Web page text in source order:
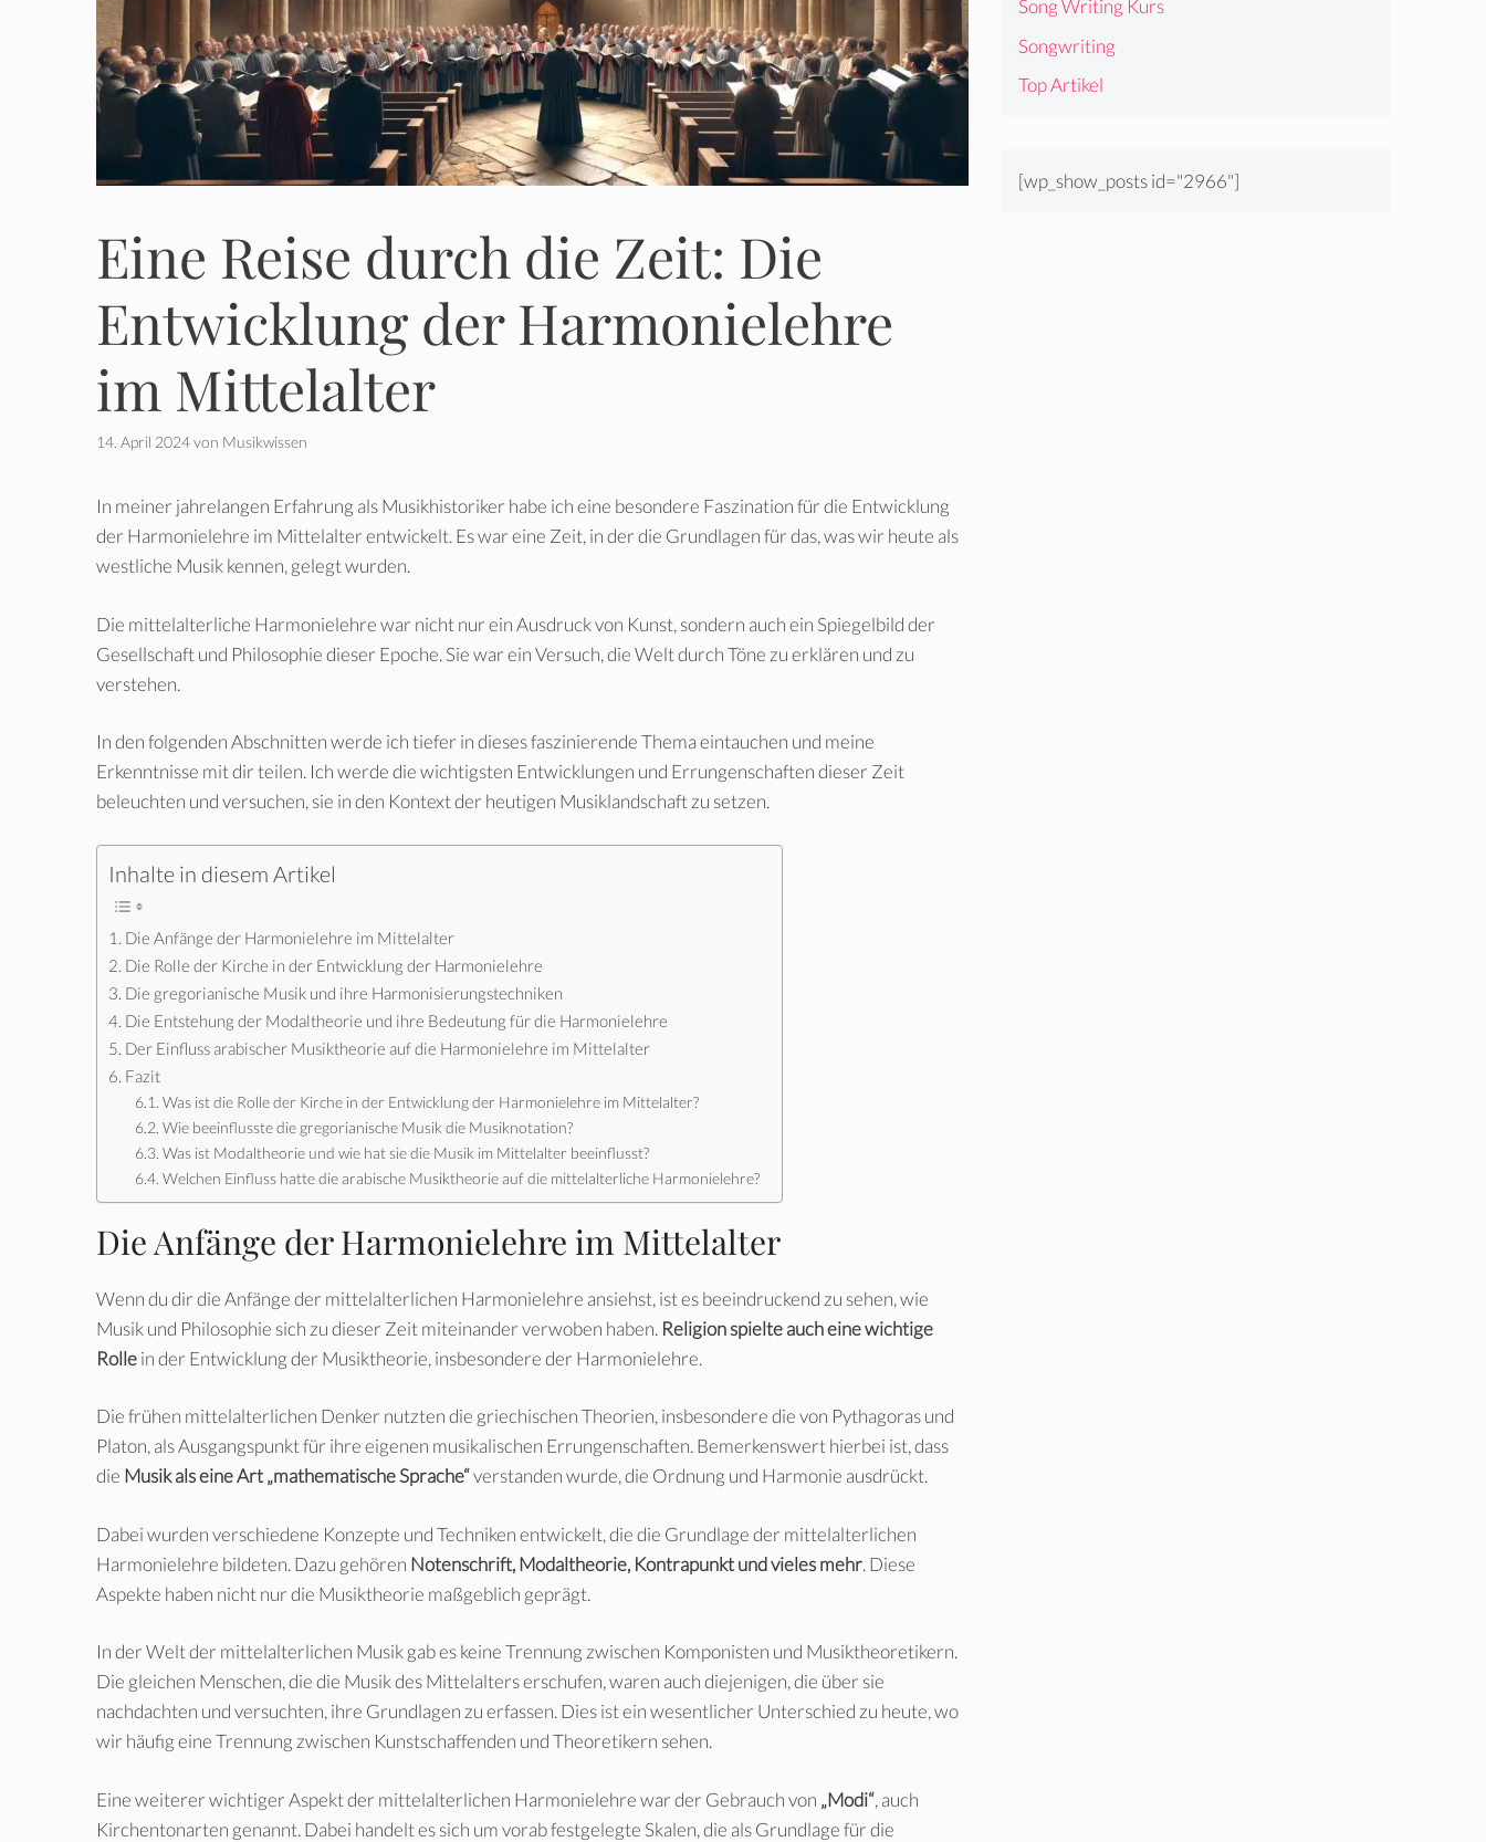
Eine Reise durch die Zeit: Die
Entwicklung der Harmonielehre
im Mittelalter
14. April 2024von Musikwissen
In meiner jahrelangen Erfahrung als Musikhistoriker habe ich eine besondere Faszination für die Entwicklung
der Harmonielehre im Mittelalter entwickelt. Es war eine Zeit, in der die Grundlagen für das, was wir heute als
westliche Musik kennen, gelegt wurden.
Die mittelalterliche Harmonielehre war nicht nur ein Ausdruck von Kunst, sondern auch ein Spiegelbild der
Gesellschaft und Philosophie dieser Epoche. Sie war ein Versuch, die Welt durch Töne zu erklären und zu
verstehen.
In den folgenden Abschnitten werde ich tiefer in dieses faszinierende Thema eintauchen und meine
Erkenntnisse mit dir teilen. Ich werde die wichtigsten Entwicklungen und Errungenschaften dieser Zeit
beleuchten und versuchen, sie in den Kontext der heutigen Musiklandschaft zu setzen.
Inhalte in diesem Artikel
Die Anfänge der Harmonielehre im Mittelalter
Die Rolle der Kirche in der Entwicklung der Harmonielehre
Die gregorianische Musik und ihre Harmonisierungstechniken
Die Entstehung der Modaltheorie und ihre Bedeutung für die Harmonielehre
Der Einfluss arabischer Musiktheorie auf die Harmonielehre im Mittelalter
Fazit
Was ist die Rolle der Kirche in der Entwicklung der Harmonielehre im Mittelalter?
Wie beeinflusste die gregorianische Musik die Musiknotation?
Was ist Modaltheorie und wie hat sie die Musik im Mittelalter beeinflusst?
Welchen Einfluss hatte die arabische Musiktheorie auf die mittelalterliche Harmonielehre?
Die Anfänge der Harmonielehre im Mittelalter
Wenn du dir die Anfänge der mittelalterlichen Harmonielehre ansiehst, ist es beeindruckend zu sehen, wie
Musik und Philosophie sich zu dieser Zeit miteinander verwoben haben. Religion spielte auch eine wichtige
Rollein der Entwicklung der Musiktheorie, insbesondere der Harmonielehre.
Die frühen mittelalterlichen Denker nutzten die griechischen Theorien, insbesondere die von Pythagoras und
Platon, als Ausgangspunkt für ihre eigenen musikalischen Errungenschaften. Bemerkenswert hierbei ist, dass
die Musik als eine Art „mathematische Sprache“verstanden wurde, die Ordnung und Harmonie ausdrückt.
Dabei wurden verschiedene Konzepte und Techniken entwickelt, die die Grundlage der mittelalterlichen
Harmonielehre bildeten. Dazu gehören Notenschrift, Modaltheorie, Kontrapunkt und vieles mehr. Diese
Aspekte haben nicht nur die Musiktheorie maßgeblich geprägt.
In der Welt der mittelalterlichen Musik gab es keine Trennung zwischen Komponisten und Musiktheoretikern.
Die gleichen Menschen, die die Musik des Mittelalters erschufen, waren auch diejenigen, die über sie
nachdachten und versuchten, ihre Grundlagen zu erfassen. Dies ist ein wesentlicher Unterschied zu heute, wo
wir häufig eine Trennung zwischen Kunstschaffenden und Theoretikern sehen.
Eine weiterer wichtiger Aspekt der mittelalterlichen Harmonielehre war der Gebrauch von „Modi“, auch
Kirchentonarten genannt. Dabei handelt es sich um vorab festgelegte Skalen, die als Grundlage für die
Song Writing Kurs
Songwriting
Top Artikel
[wp_show_posts id="2966"]